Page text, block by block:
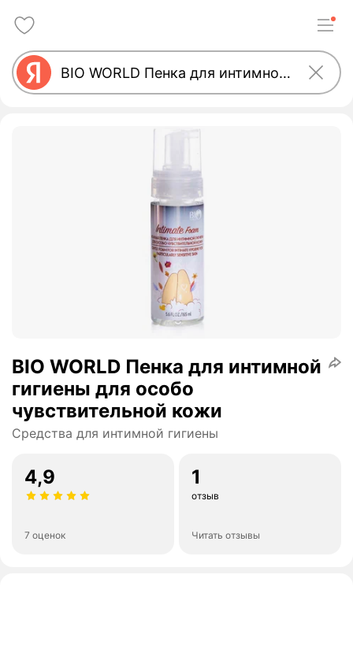
BIO WORLD Пенка для интимной
гигиены для особо
чувствительной кожи
Средства для интимной гигиены
4,9
7 оценок
1
отзыв
Читать отзывы